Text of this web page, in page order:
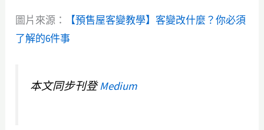
圖片來源：
【預售屋客變教學】客變改什麼？你必須
了解的6件事
本文同步刊登Medium